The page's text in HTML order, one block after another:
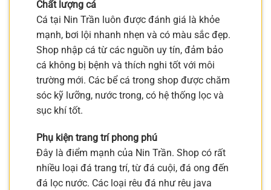
Chất lượng cá
Cá tại Nin Trần luôn được đánh giá là khỏe
mạnh, bơi lội nhanh nhẹn và có màu sắc đẹp.
Shop nhập cá từ các nguồn uy tín, đảm bảo
cá không bị bệnh và thích nghi tốt với môi
trường mới. Các bể cá trong shop được chăm
sóc kỹ lưỡng, nước trong, có hệ thống lọc và
sục khí tốt.
Phụ kiện trang trí phong phú
Đây là điểm mạnh của Nin Trần. Shop có rất
nhiều loại đá trang trí, từ đá cuội, đá ong đến
đá lọc nước. Các loại rêu đá như rêu java